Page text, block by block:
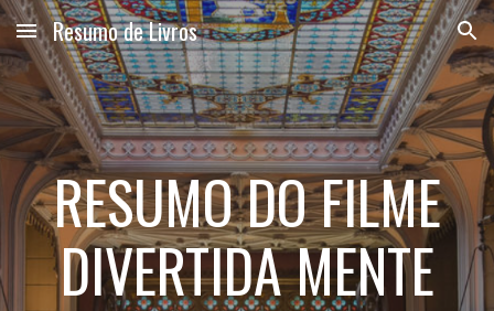
Skip to main content Skip to navigation
Resumo de Livros
RESUMO DO FILME
DIVERTIDA MENTE